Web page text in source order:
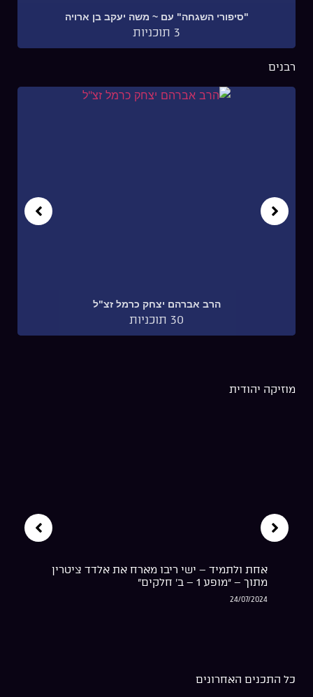
אולפן על הגג
הרב אברהם יצחק קלצקי
ישי ריבו – מלוך | Ishay Ribo – Meloch
24/07/2024